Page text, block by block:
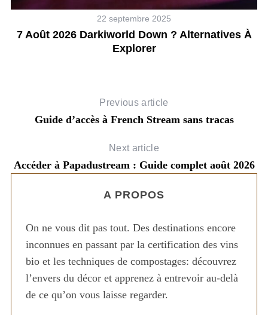
22 septembre 2025
7 Août 2026 Darkiworld Down ? Alternatives À
Explorer
Previous article
Guide d’accès à French Stream sans tracas
Next article
Accéder à Papadustream : Guide complet août 2026
A PROPOS
On ne vous dit pas tout. Des destinations encore
inconnues en passant par la certification des vins
bio et les techniques de compostages: découvrez
l’envers du décor et apprenez à entrevoir au-delà
de ce qu’on vous laisse regarder.